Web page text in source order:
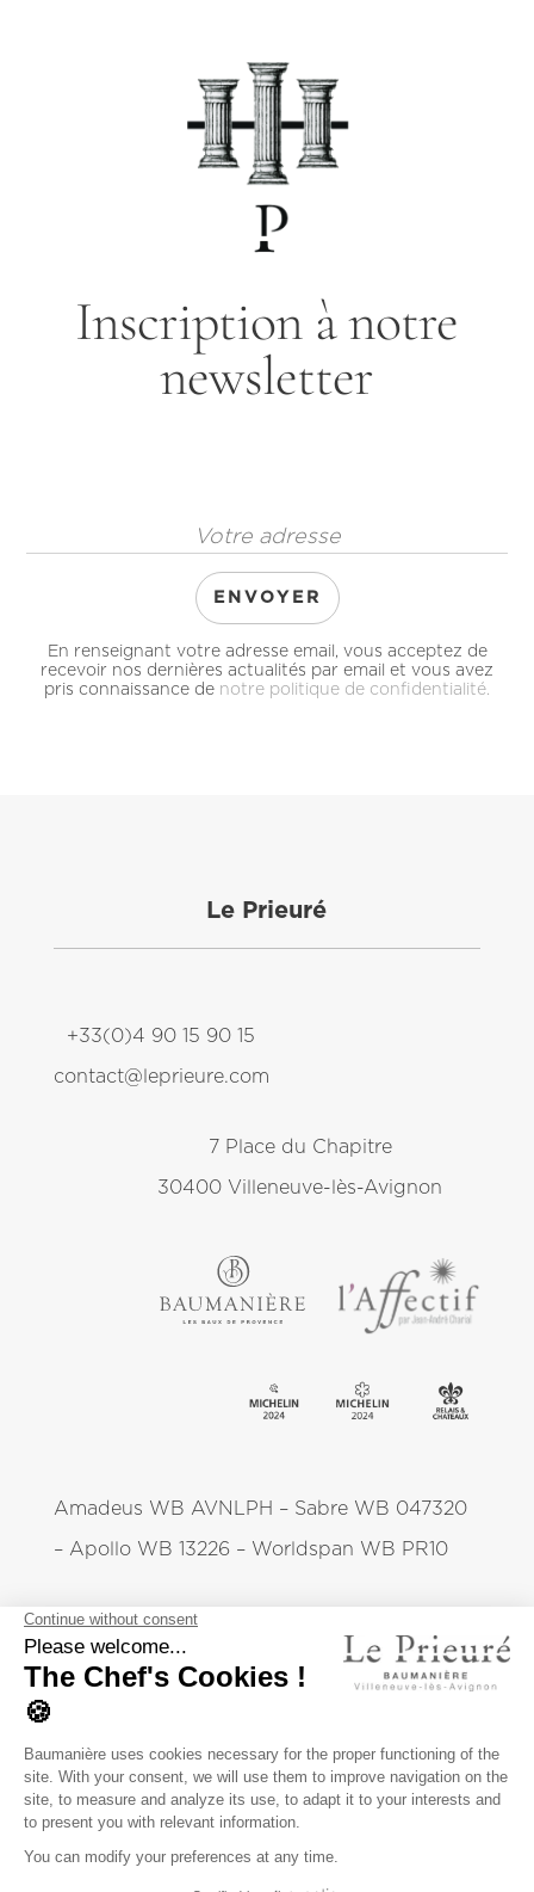
Inscription à notre
newsletter
En renseignant votre adresse email, vous acceptez de
recevoir nos dernières actualités par email et vous avez
pris connaissance de notre politique de confidentialité.
Le Prieuré
+33(0)4 90 15 90 15
contact@leprieure.com
7 Place du Chapitre
30400 Villeneuve-lès-Avignon
Amadeus WB AVNLPH – Sabre WB 047320
– Apollo WB 13226 – Worldspan WB PR10
Le Prieuré
NOUS CONTACTER
RECRUTEMENT PRESSE
MENTIONS LÉGALES